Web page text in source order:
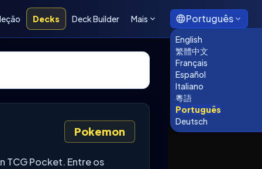
Decks Deck Builder Mais Português
English
繁體中文
Français
Español
Italiano
粵語
Português
Deutsch
Pokemon
TCG Pocket. Entre os